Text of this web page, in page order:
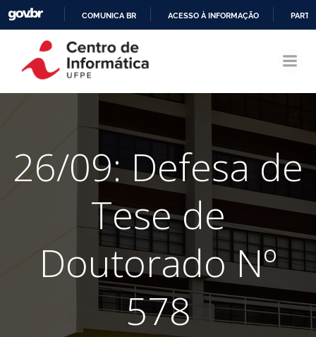
CONTEÚDO
COMUNICA BR ACESSO À INFORMAÇÃO
26/09: Defesa de
Tese de
Doutorado Nº
578